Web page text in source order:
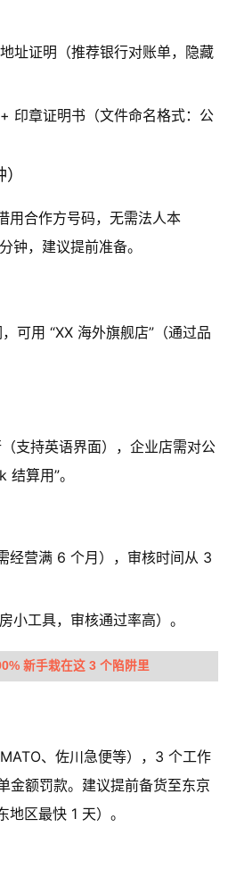
址证明（推荐银行对账单，隐藏
印章证明书（文件命名格式：公
用合作方号码，无需法人本
钟，建议提前准备。
可用 “XX 海外旗舰店”（通过品
支持英语界面），企业店需对公
算用”。
经营满 6 个月），审核时间从 3
小工具，审核通过率高）。
新手栽在这 3 个陷阱里
、佐川急便等），3 个工作
金额罚款。建议提前备货至东京
区最快 1 天）。